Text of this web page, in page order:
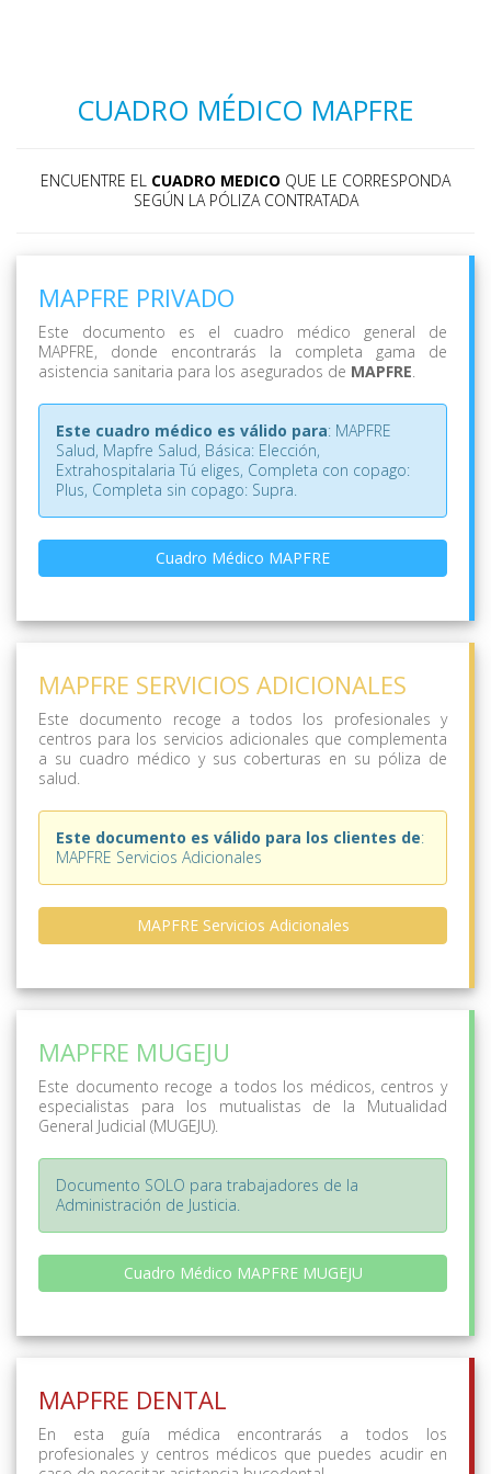
CUADRO MÉDICO MAPFRE
ENCUENTRE EL CUADRO MEDICO QUE LE CORRESPONDA
SEGÚN LA PÓLIZA CONTRATADA
MAPFRE PRIVADO
Este documento es el cuadro médico general de
MAPFRE, donde encontrarás la completa gama de
asistencia sanitaria para los asegurados de MAPFRE.
Este cuadro médico es válido para: MAPFRE
Salud, Mapfre Salud, Básica: Elección,
Extrahospitalaria Tú eliges, Completa con copago:
Plus, Completa sin copago: Supra.
Cuadro Médico MAPFRE
MAPFRE SERVICIOS ADICIONALES
Este documento recoge a todos los profesionales y
centros para los servicios adicionales que complementa
a su cuadro médico y sus coberturas en su póliza de
salud.
Este documento es válido para los clientes de:
MAPFRE Servicios Adicionales
MAPFRE Servicios Adicionales
MAPFRE MUGEJU
Este documento recoge a todos los médicos, centros y
especialistas para los mutualistas de la Mutualidad
General Judicial (MUGEJU).
Documento SOLO para trabajadores de la
Administración de Justicia.
Cuadro Médico MAPFRE MUGEJU
MAPFRE DENTAL
En esta guía médica encontrarás a todos los
profesionales y centros médicos que puedes acudir en